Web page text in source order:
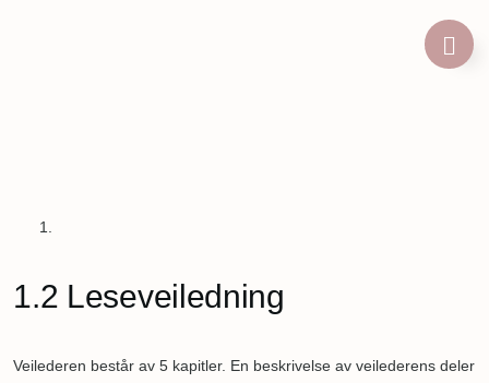
1.2 Leseveiledning
Veilederen består av 5 kapitler. En beskrivelse av veilederens deler